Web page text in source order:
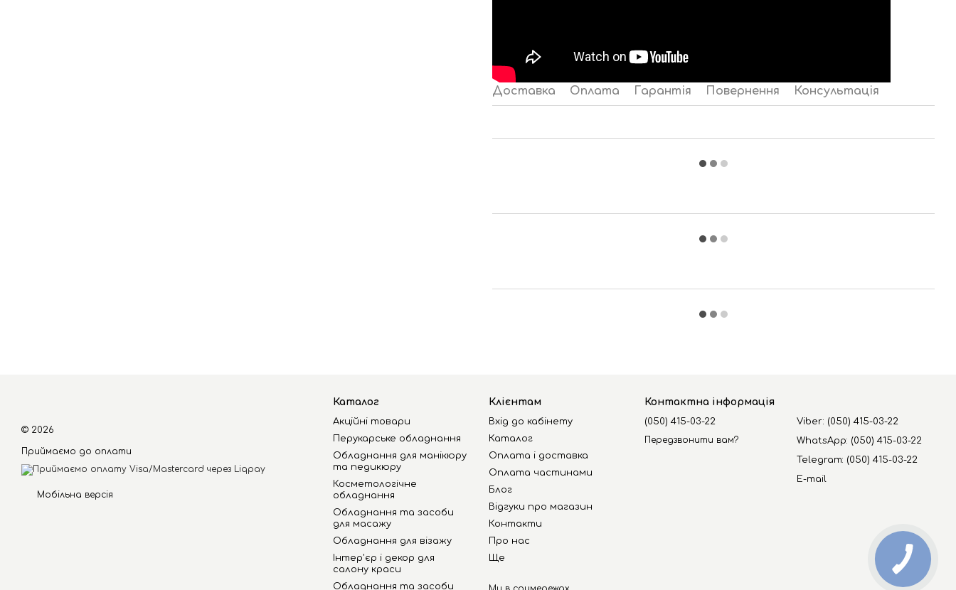
Доставка Оплата Гарантія Повернення Консультація
© 2026
Приймаємо до оплати
Мобільна версія
Каталог
Акційні товари
Перукарське обладнання
Обладнання для манікюру
та педикюру
Косметологічне
обладнання
Обладнання та засоби
для масажу
Обладнання для візажу
Інтер'єр і декор для
салону краси
Обладнання та засоби
Клієнтам
Вхід до кабінету
Каталог
Оплата і доставка
Оплата частинами
Блог
Відгуки про магазин
Контакти
Про нас
Ще
Контактна інформація
(050) 415-03-22
Передзвонити вам?
Viber: (050) 415-03-22
WhatsApp: (050) 415-03-22
Telegram: (050) 415-03-22
E-mail